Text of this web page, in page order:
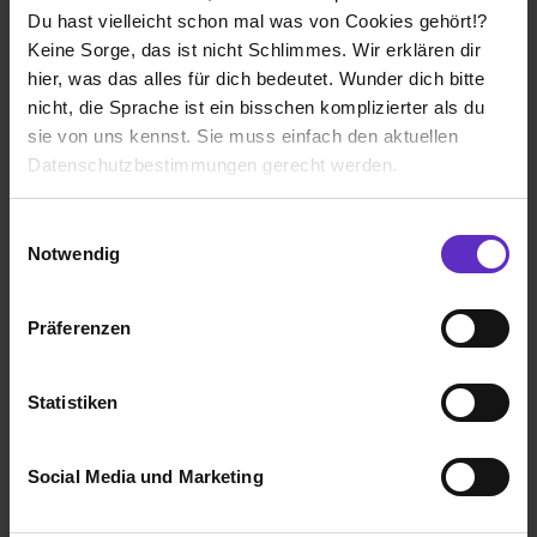
Du hast vielleicht schon mal was von Cookies gehört!?
Keine Sorge, das ist nicht Schlimmes. Wir erklären dir
hier, was das alles für dich bedeutet. Wunder dich bitte
nicht, die Sprache ist ein bisschen komplizierter als du
sie von uns kennst. Sie muss einfach den aktuellen
Datenschutzbestimmungen gerecht werden.
Benutzung der Webseite getroffenen Einstellungen zu
Webseite zu analysieren („Statistiken“), um
Informationen zu deiner Verwendung unserer Website an
Analysen weiterzugeben und um Inhalte und Anzeigen zu
Notwendig
Präferenzen
Statistiken
Social Media und Marketing
59494 Soest
1 freier Platz
Dienst) (m/w/d)
59494 Soest
1 freier Platz